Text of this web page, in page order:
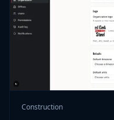
Construction